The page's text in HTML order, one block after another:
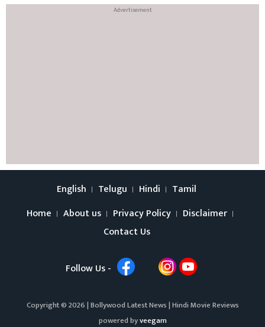
English Telugu Hindi
Tamil
Home
About us Privacy Policy
Disclaimer
Contact Us
Follow Us -
Copyright © 2026 |Bollywood Latest News|Hindi Movie Reviews
powered byveegam